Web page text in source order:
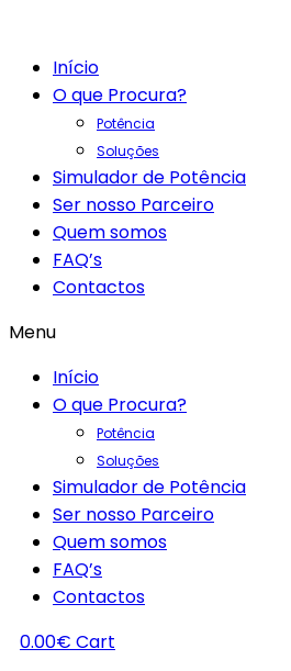
Início
O que Procura?
Potência
Soluções
Simulador de Potência
Ser nosso Parceiro
Quem somos
FAQ’s
Contactos
Menu
Início
O que Procura?
Potência
Soluções
Simulador de Potência
Ser nosso Parceiro
Quem somos
FAQ’s
Contactos
0.00€ Cart